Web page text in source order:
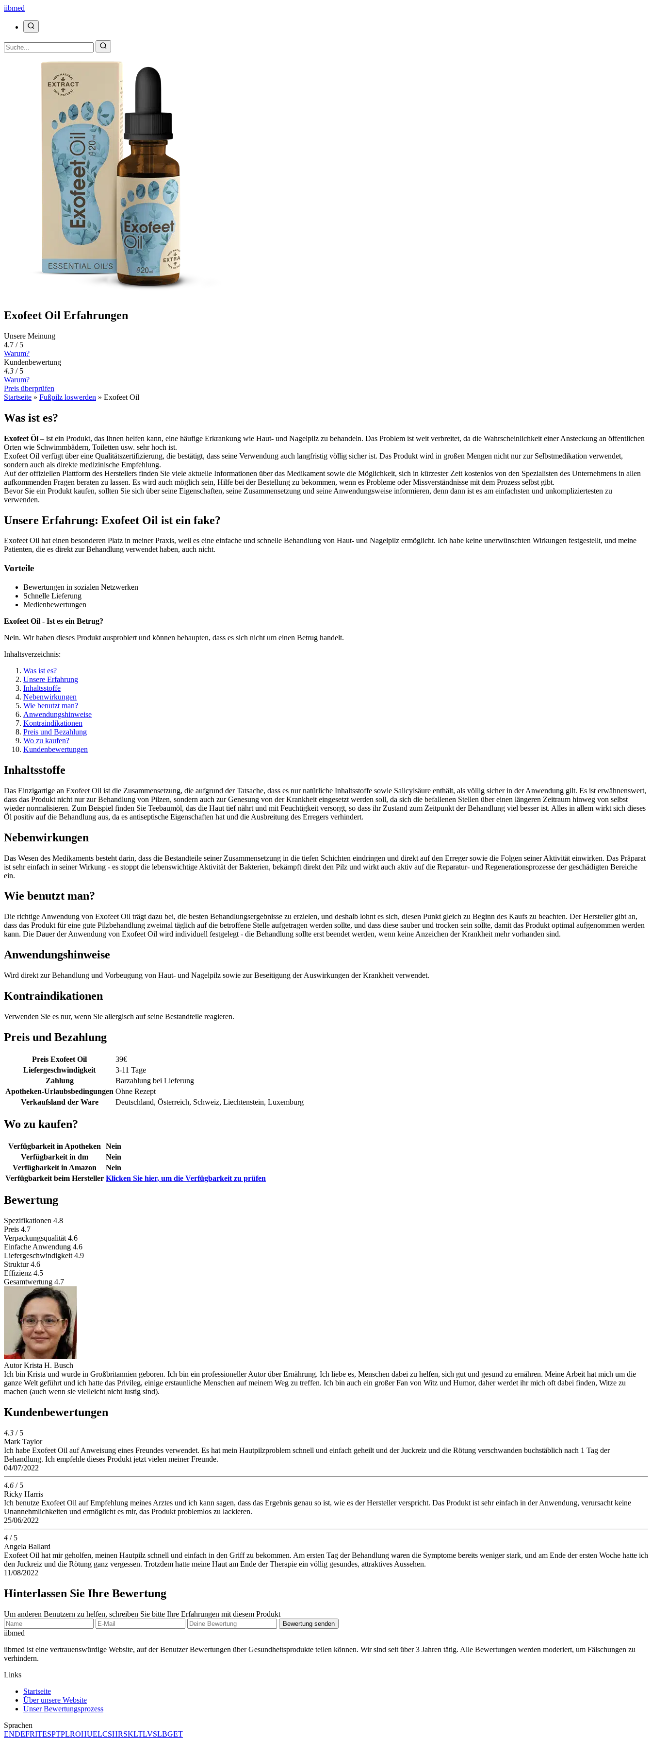
iibmed
Exofeet Oil Erfahrungen
Unsere Meinung
4.7 / 5
Warum?
Kundenbewertung
4.3 / 5
Warum?
Preis überprüfen
Startseite » Fußpilz loswerden » Exofeet Oil
Was ist es?
Exofeet Öl – ist ein Produkt, das Ihnen helfen kann, eine häufige Erkrankung wie Haut- und Nagelpilz zu behandeln. Das Problem ist weit verbreitet, da die Wahrscheinlichkeit einer Ansteckung an öffentlichen
Orten wie Schwimmbädern, Toiletten usw. sehr hoch ist.
Exofeet Oil verfügt über eine Qualitätszertifizierung, die bestätigt, dass seine Verwendung auch langfristig völlig sicher ist. Das Produkt wird in großen Mengen nicht nur zur Selbstmedikation verwendet,
sondern auch als direkte medizinische Empfehlung.
Auf der offiziellen Plattform des Herstellers finden Sie viele aktuelle Informationen über das Medikament sowie die Möglichkeit, sich in kürzester Zeit kostenlos von den Spezialisten des Unternehmens in allen
aufkommenden Fragen beraten zu lassen. Es wird auch möglich sein, Hilfe bei der Bestellung zu bekommen, wenn es Probleme oder Missverständnisse mit dem Prozess selbst gibt.
Bevor Sie ein Produkt kaufen, sollten Sie sich über seine Eigenschaften, seine Zusammensetzung und seine Anwendungsweise informieren, denn dann ist es am einfachsten und unkompliziertesten zu
verwenden.
Unsere Erfahrung: Exofeet Oil ist ein fake?
Exofeet Oil hat einen besonderen Platz in meiner Praxis, weil es eine einfache und schnelle Behandlung von Haut- und Nagelpilz ermöglicht. Ich habe keine unerwünschten Wirkungen festgestellt, und meine
Patienten, die es direkt zur Behandlung verwendet haben, auch nicht.
Vorteile
Bewertungen in sozialen Netzwerken
Schnelle Lieferung
Medienbewertungen
Exofeet Oil - Ist es ein Betrug?
Nein. Wir haben dieses Produkt ausprobiert und können behaupten, dass es sich nicht um einen Betrug handelt.
Inhaltsverzeichnis:
Was ist es?
Unsere Erfahrung
Inhaltsstoffe
Nebenwirkungen
Wie benutzt man?
Anwendungshinweise
Kontraindikationen
Preis und Bezahlung
Wo zu kaufen?
Kundenbewertungen
Inhaltsstoffe
Das Einzigartige an Exofeet Oil ist die Zusammensetzung, die aufgrund der Tatsache, dass es nur natürliche Inhaltsstoffe sowie Salicylsäure enthält, als völlig sicher in der Anwendung gilt. Es ist erwähnenswert,
dass das Produkt nicht nur zur Behandlung von Pilzen, sondern auch zur Genesung von der Krankheit eingesetzt werden soll, da sich die befallenen Stellen über einen längeren Zeitraum hinweg von selbst
wieder normalisieren. Zum Beispiel finden Sie Teebaumöl, das die Haut tief nährt und mit Feuchtigkeit versorgt, so dass ihr Zustand zum Zeitpunkt der Behandlung viel besser ist. Alles in allem wirkt sich dieses
Öl positiv auf die Behandlung aus, da es antiseptische Eigenschaften hat und die Ausbreitung des Erregers verhindert.
Nebenwirkungen
Das Wesen des Medikaments besteht darin, dass die Bestandteile seiner Zusammensetzung in die tiefen Schichten eindringen und direkt auf den Erreger sowie die Folgen seiner Aktivität einwirken. Das Präparat
ist sehr einfach in seiner Wirkung - es stoppt die lebenswichtige Aktivität der Bakterien, bekämpft direkt den Pilz und wirkt auch aktiv auf die Reparatur- und Regenerationsprozesse der geschädigten Bereiche
ein.
Wie benutzt man?
Die richtige Anwendung von Exofeet Oil trägt dazu bei, die besten Behandlungsergebnisse zu erzielen, und deshalb lohnt es sich, diesen Punkt gleich zu Beginn des Kaufs zu beachten. Der Hersteller gibt an,
dass das Produkt für eine gute Pilzbehandlung zweimal täglich auf die betroffene Stelle aufgetragen werden sollte, und dass diese sauber und trocken sein sollte, damit das Produkt optimal aufgenommen werden
kann. Die Dauer der Anwendung von Exofeet Oil wird individuell festgelegt - die Behandlung sollte erst beendet werden, wenn keine Anzeichen der Krankheit mehr vorhanden sind.
Anwendungshinweise
Wird direkt zur Behandlung und Vorbeugung von Haut- und Nagelpilz sowie zur Beseitigung der Auswirkungen der Krankheit verwendet.
Kontraindikationen
Verwenden Sie es nur, wenn Sie allergisch auf seine Bestandteile reagieren.
Preis und Bezahlung
Preis Exofeet Oil 39€
Liefergeschwindigkeit
3-11 Tage
Zahlung
Barzahlung bei Lieferung
Apotheken-Urlaubsbedingungen Ohne Rezept
Verkaufsland der Ware
Deutschland, Österreich, Schweiz, Liechtenstein, Luxemburg
Wo zu kaufen?
Verfügbarkeit in Apotheken
Nein
Verfügbarkeit in dm
Nein
Verfügbarkeit in Amazon
Nein
Verfügbarkeit beim Hersteller Klicken Sie hier, um die Verfügbarkeit zu prüfen
Bewertung
Spezifikationen 4.8
Preis 4.7
Verpackungsqualität 4.6
Einfache Anwendung 4.6
Liefergeschwindigkeit 4.9
Struktur 4.6
Effizienz 4.5
Gesamtwertung 4.7
Autor Krista H. Busch
Ich bin Krista und wurde in Großbritannien geboren. Ich bin ein professioneller Autor über Ernährung. Ich liebe es, Menschen dabei zu helfen, sich gut und gesund zu ernähren. Meine Arbeit hat mich um die
ganze Welt geführt und ich hatte das Privileg, einige erstaunliche Menschen auf meinem Weg zu treffen. Ich bin auch ein großer Fan von Witz und Humor, daher werdet ihr mich oft dabei finden, Witze zu
machen (auch wenn sie vielleicht nicht lustig sind).
Kundenbewertungen
4.3 / 5
Mark Taylor
Ich habe Exofeet Oil auf Anweisung eines Freundes verwendet. Es hat mein Hautpilzproblem schnell und einfach geheilt und der Juckreiz und die Rötung verschwanden buchstäblich nach 1 Tag der
Behandlung. Ich empfehle dieses Produkt jetzt vielen meiner Freunde.
04/07/2022
4.6 / 5
Ricky Harris
Ich benutze Exofeet Oil auf Empfehlung meines Arztes und ich kann sagen, dass das Ergebnis genau so ist, wie es der Hersteller verspricht. Das Produkt ist sehr einfach in der Anwendung, verursacht keine
Unannehmlichkeiten und ermöglicht es mir, das Produkt problemlos zu lackieren.
25/06/2022
4 / 5
Angela Ballard
Exofeet Oil hat mir geholfen, meinen Hautpilz schnell und einfach in den Griff zu bekommen. Am ersten Tag der Behandlung waren die Symptome bereits weniger stark, und am Ende der ersten Woche hatte ich
den Juckreiz und die Rötung ganz vergessen. Trotzdem hatte meine Haut am Ende der Therapie ein völlig gesundes, attraktives Aussehen.
11/08/2022
Hinterlassen Sie Ihre Bewertung
Um anderen Benutzern zu helfen, schreiben Sie bitte Ihre Erfahrungen mit diesem Produkt
Bewertung senden
iibmed
iibmed ist eine vertrauenswürdige Website, auf der Benutzer Bewertungen über Gesundheitsprodukte teilen können. Wir sind seit über 3 Jahren tätig. Alle Bewertungen werden moderiert, um Fälschungen zu
verhindern.
Links
Startseite
Über unsere Website
Unser Bewertungsprozess
Sprachen
ENDEFRITESPTPLROHUELCSHRSKLTLVSLBGET